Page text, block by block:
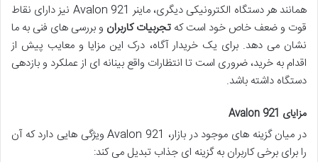
همانند هر دستگاه الکترونیکی دیگری، ماینر Avalon 921 نیز دارای نقاط
قوت و ضعف خاص خود است که تجربیات کاربران و بررسی های فنی به ما
نشان می دهد. برای یک خریدار آگاه، درک این مزایا و معایب پیش از
اقدام به خرید، ضروری است تا انتظارات واقع بینانه ای از عملکرد و بازدهی
دستگاه داشته باشد.
مزایای Avalon 921
در میان گزینه های موجود در بازار، Avalon 921 ویژگی هایی دارد که آن
را برای برخی کاربران به گزینه ای جذاب تبدیل می کند: